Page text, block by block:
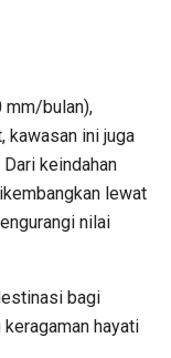
mm/bulan),
kawasan ini juga
keindahan
lewat
nilai
bagi
hayati